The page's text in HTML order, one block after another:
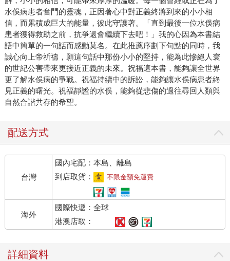
水俁病患者奮鬥的靈魂，正因著心中對正義終將到來的小小相
信，而累積成巨大的能量，彼此守護著。「直到最後一位水俁病
患者獲得救助之前，抗爭還會繼續下去吧！」我的心因為本書結
語中簡單的一句話而感動莫名。在此推薦序劃下句點的同時，我
誠心向上帝祈禱，願這句話中那份小小的堅持，能為此慘絕人寰
的世紀公害帶來更接近正義的未來。祝福這本書，能夠讓全世界
更了解水俁病的爭戰。祝福持續中的訴訟，能夠讓水俁病患者終
見正義的曙光。祝福靜謐的水俁，能夠從悲傷的過往尋回人類與
自然合諧共存的希望。
配送方式
台灣
國內宅配：本島、離島
到店取貨：
不限金額免運費
海外
國際快遞：全球
港澳店取：
詳細資料